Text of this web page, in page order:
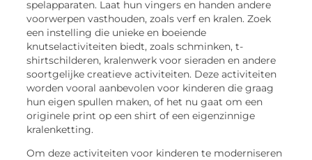
spelapparaten. Laat hun vingers en handen andere
voorwerpen vasthouden, zoals verf en kralen. Zoek
een instelling die unieke en boeiende
knutselactiviteiten biedt, zoals schminken, t-
shirtschilderen, kralenwerk voor sieraden en andere
soortgelijke creatieve activiteiten. Deze activiteiten
worden vooral aanbevolen voor kinderen die graag
hun eigen spullen maken, of het nu gaat om een
originele print op een shirt of een eigenzinnige
kralenketting.
Om deze activiteiten voor kinderen te moderniseren